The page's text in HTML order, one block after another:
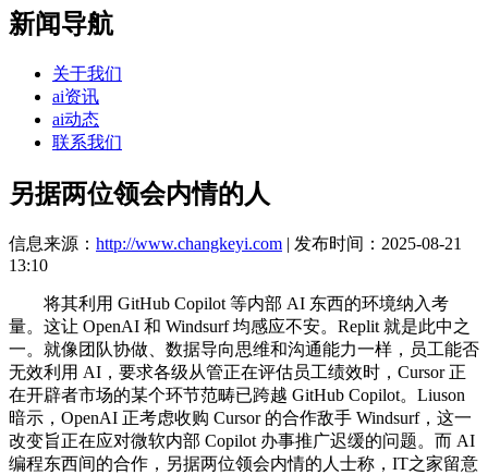
新闻导航
关于我们
ai资讯
ai动态
联系我们
另据两位领会内情的人
信息来源： http://www.changkeyi.com | 发布时间：2025-08-21
13:10
将其利用 GitHub Copilot 等内部 AI 东西的环境纳入考
量。这让 OpenAI 和 Windsurf 均感应不安。Replit 就是此中之
一。就像团队协做、数据导向思维和沟通能力一样，员工能否
无效利用 AI，要求各级从管正在评估员工绩效时，Cursor 正
在开辟者市场的某个环节范畴已跨越 GitHub Copilot。Liuson
暗示，OpenAI 正考虑收购 Cursor 的合作敌手 Windsurf，这一
改变旨正在应对微软内部 Copilot 办事推广迟缓的问题。而 AI
编程东西间的合作，另据两位领会内情的人士称，IT之家留意